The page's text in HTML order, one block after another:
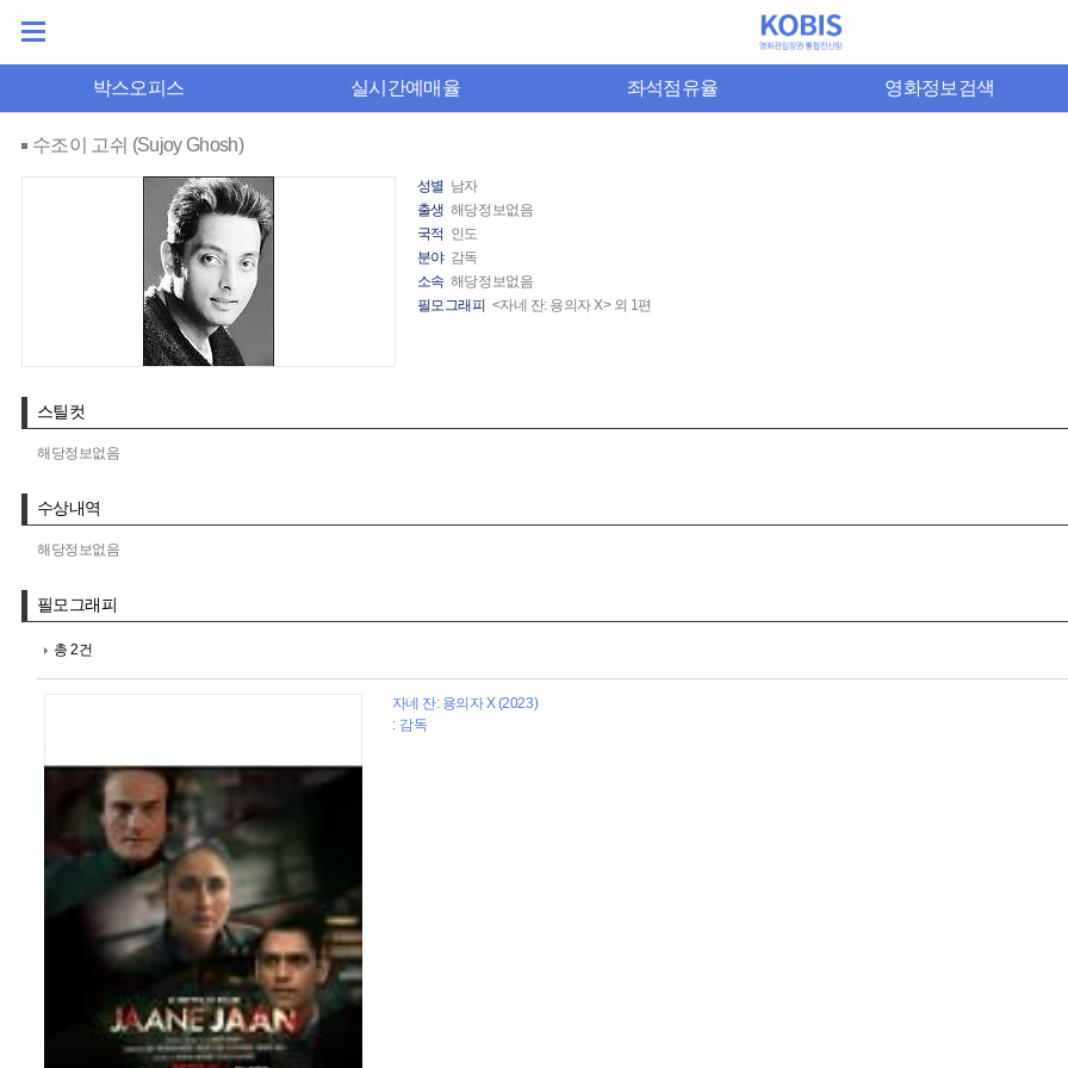
박스오피스 실시간예매율 좌석점유율 영화정보검색
수조이 고쉬 (Sujoy Ghosh)
성별 남자
출생 해당정보없음
국적 인도
분야 감독
소속 해당정보없음
필모그래피 <자네 잔: 용의자 X> 외 1편
스틸컷
해당정보없음
수상내역
해당정보없음
필모그래피
총 2건
자네 잔: 용의자 X (2023)
: 감독